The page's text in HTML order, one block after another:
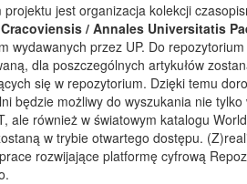
projektu jest organizacja kolekcji
/ Annales Universitatis
wydawanych przez UP. Do
dla poszczególnych artykułów
się w repozytorium. Dzięki temu
będzie możliwy do wyszukania nie
ale również w światowym katalogu
w trybie otwartego dostępu.
rozwijające platformę cyfrową